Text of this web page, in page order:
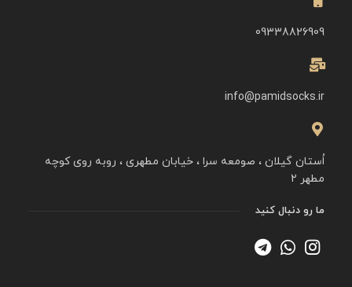
09338826909
info@pamidsocks.ir
اُستان گیلان ، صومعه سرا ، خیابان مطهری ، روبه روی کوچه
مطهر ۲
ما رو دنبال کنید